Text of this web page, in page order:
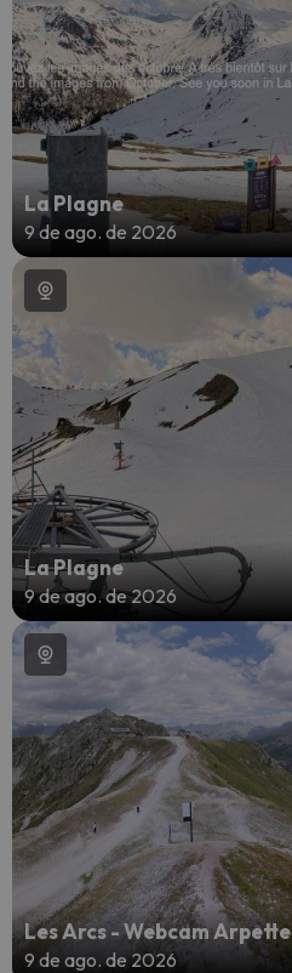
La Plagne
9 de ago. de 2026
La Plagne
9 de ago. de 2026
Les Arcs - Webcam Arpette
9 de ago. de 2026